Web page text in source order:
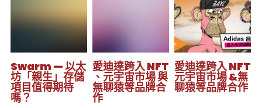
品牌規格
最新資訊
活動快訊
關於我們
Swarm — 以太
坊「親生」存儲
項目值得期待
嗎？
愛迪達跨入 NFT
、元宇宙市場 與
無聊猿等品牌合
作
愛迪達跨入 NFT
元宇宙市場 &無
聊猿等品牌合作
挖礦算法
挖礦教學
媒體中心